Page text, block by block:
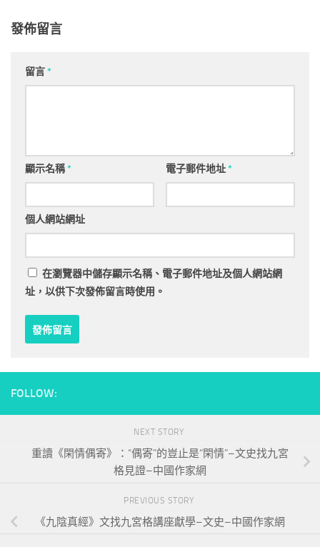
發佈留言
留言*
顯示名稱* 電子郵件地址*
個人網站網址
在瀏覽器中儲存顯示名稱、電子郵件地址及個人網站網
址，以供下次發佈留言時使用。
FOLLOW:
NEXT STORY
重讀《閑情偶寄》：“偶寄”的豈止是“閑情”–文史找九宮
格見證–中國作家網
PREVIOUS STORY
《九陰真經》文找九宮格講座獻學–文史–中國作家網